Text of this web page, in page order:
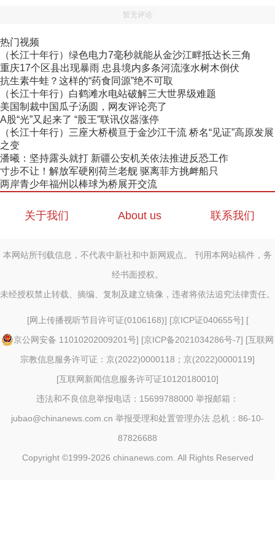
暂无评论
热门视频
（长江十年行）绿色电力7毫秒就能从金沙江畔抵达长三角
重庆17个区县出现暴雨 忠县境内多条河流涨水树木倒伏
抗生素牛蛙？这样的“药食同源”绝不可取
（长江十年行）白鹤滩水电站破解三大世界级难题
美国制裁中国瓜子汤圆，网友评论亮了
A股“光”又起来了 “股王”联讯仪器涨停
（长江十年行）三座大桥横亘于金沙江干流 桥名“见证”高原发展
之变
潘曦：坚持露头就打 新疆公安机关依法推进反恐工作
寸步不让！解放军硬刚荷兰老舰 驱离菲方挑衅船只
两岸青少年福州以棒球为桥展开交流
关于我们 About us 联系我们
本网站所刊载信息，不代表中新社和中新网观点。 刊用本网站稿件，务
经书面授权。
未经授权禁止转载、摘编、复制及建立镜像，违者将依法追究法律责任。
[网上传播视听节目许可证(0106168)] [京ICP证040655号] [
京公网安备 11010202009201号] [京ICP备2021034286号-7] [互联网
宗教信息服务许可证：京(2022)0000118；京(2022)0000119]
[互联网新闻信息服务许可证10120180010]
违法和不良信息举报电话：15699788000 举报邮箱：
jubao@chinanews.com.cn 举报受理和处置管理办法 总机：86-10-
87826688
Copyright ©1999-2026 chinanews.com. All Rights Reserved